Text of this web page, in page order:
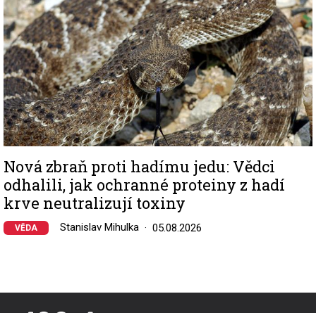
Nová zbraň proti hadímu jedu: Vědci
odhalili, jak ochranné proteiny z hadí
krve neutralizují toxiny
VĚDA Stanislav Mihulka 05.08.2026